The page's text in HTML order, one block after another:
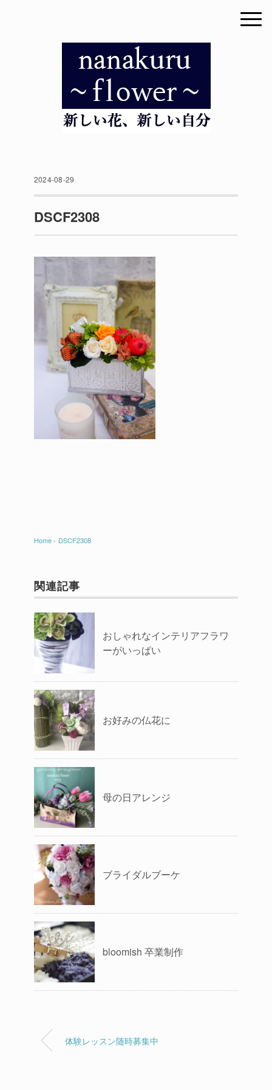
2024-08-29
DSCF2308
Home › DSCF2308
関連記事
おしゃれなインテリアフラワ
ーがいっぱい
お好みの仏花に
母の日アレンジ
ブライダルブーケ
bloomish 卒業制作
体験レッスン随時募集中